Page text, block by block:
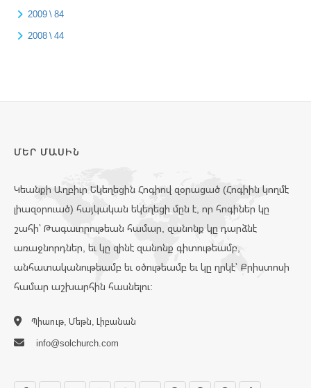
2009 \ 84
2008 \ 44
ՄԵՐ ՄԱՍԻՆ
Կեանքի Աղբիւր Եկեղեցին Հոգիով զօրացած (Հոգիին կողմէ
լիազօրուած) հայկական եկեղեցի մըն է, որ հոգիներ կը
շահի՝ Թագաւորութեան համար, զանոնք կը դարձնէ
առաջնորդներ, եւ կը զինէ զանոնք գիտութեամբ,
անհատականութեամբ եւ օծութեամբ եւ կը ղրկէ՝ Քրիստոսի
համար աշխարհին հասնելու:
Պիաութ, Մեթն, Լիբանան
info@solchurch.com